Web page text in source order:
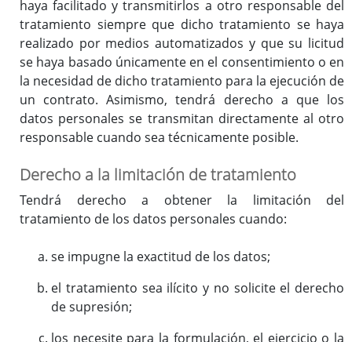
haya facilitado y transmitirlos a otro responsable del
tratamiento siempre que dicho tratamiento se haya
realizado por medios automatizados y que su licitud
se haya basado únicamente en el consentimiento o en
la necesidad de dicho tratamiento para la ejecución de
un contrato. Asimismo, tendrá derecho a que los
datos personales se transmitan directamente al otro
responsable cuando sea técnicamente posible.
Derecho a la limitación de tratamiento
Tendrá derecho a obtener la limitación del
tratamiento de los datos personales cuando:
se impugne la exactitud de los datos;
el tratamiento sea ilícito y no solicite el derecho
de supresión;
los necesite para la formulación, el ejercicio o la